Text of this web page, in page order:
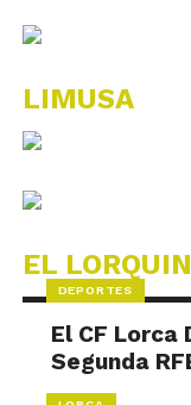
LIMUSA
EL
DEPORTES
El CF
Segunda